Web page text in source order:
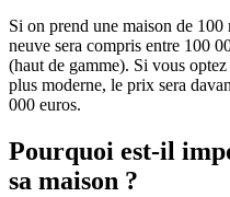
Si on prend une maison de
neuve sera compris entre 100
(haut de gamme). Si vous
plus moderne, le prix sera
000 euros.
Pourquoi est-il
sa maison ?